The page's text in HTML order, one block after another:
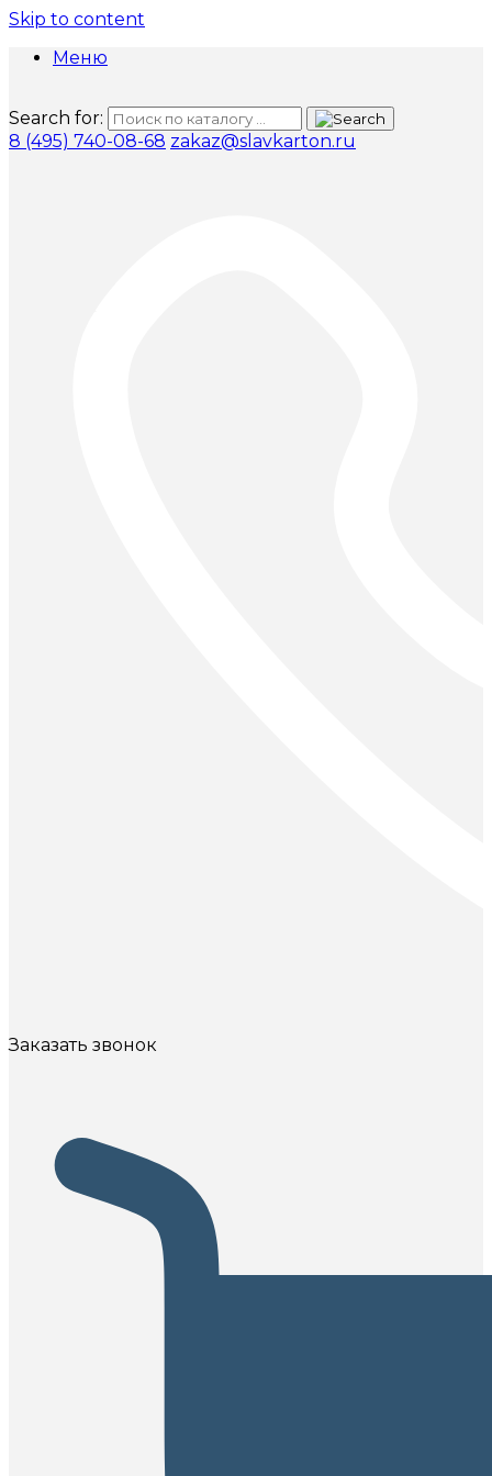
Skip to content
Меню
Search for:
8 (495) 740-08-68 zakaz@slavkarton.ru
Заказать звонок